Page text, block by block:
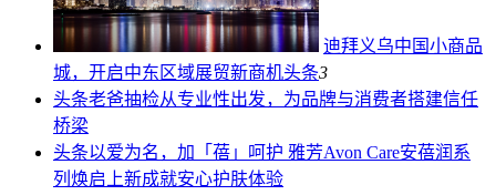
迪拜义乌中国小商品
城，开启中东区域展贸新商机头条3
头条老爸抽检从专业性出发，为品牌与消费者搭建信任
桥梁
头条以爱为名，加「蓓」呵护 雅芳Avon Care安蓓润系
列焕启上新成就安心护肤体验